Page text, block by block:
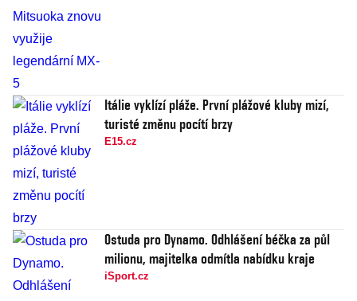
Itálie vyklízí pláže. První plážové kluby mizí,
turisté změnu pocítí brzy
E15.cz
Ostuda pro Dynamo. Odhlášení béčka za půl
milionu, majitelka odmítla nabídku kraje
iSport.cz